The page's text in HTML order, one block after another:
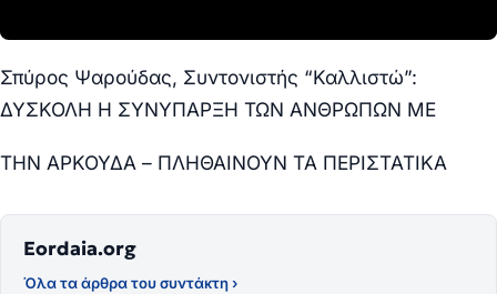
Σπύρος Ψαρούδας, Συντονιστής “Καλλιστώ”:
ΔΥΣΚΟΛΗ Η ΣΥΝΥΠΑΡΞΗ ΤΩΝ ΑΝΘΡΩΠΩΝ ΜΕ
ΤΗΝ ΑΡΚΟΥΔΑ – ΠΛΗΘΑΙΝΟΥΝ ΤΑ ΠΕΡΙΣΤΑΤΙΚΑ
Eordaia.org
Όλα τα άρθρα του συντάκτη ›